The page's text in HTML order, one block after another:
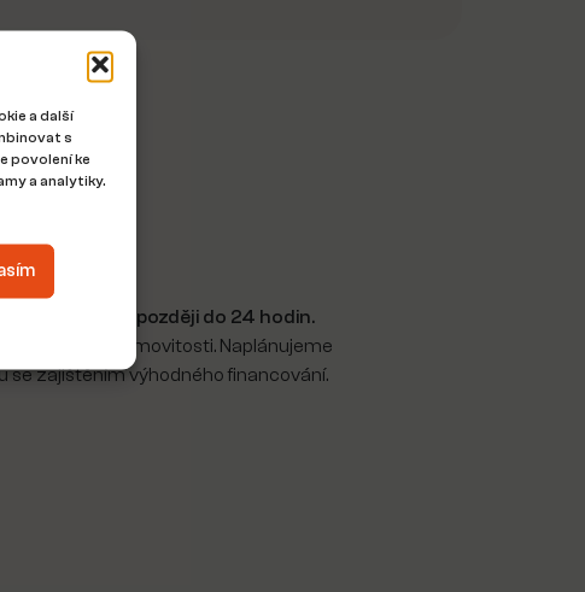
a další
s
povolení ke
a analytiky.
mě
já se ozvu nejpozději do 24 hodin.
ohledně nemovitosti. Naplánujeme
se zajištěním výhodného financování.